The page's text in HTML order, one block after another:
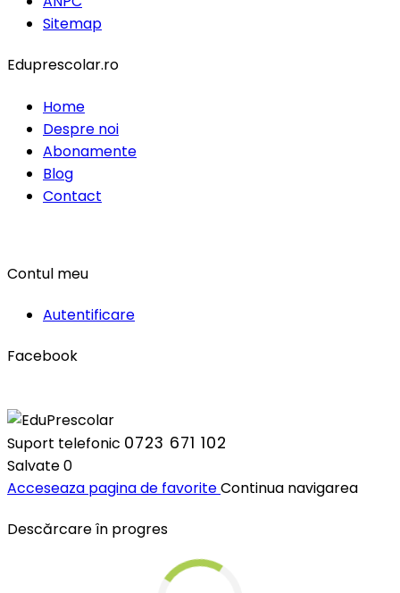
Sitemap
Eduprescolar.ro
Home
Despre noi
Abonamente
Blog
Contact
Contul meu
Autentificare
Facebook
Suport telefonic 0723 671 102
Salvate0
Acceseaza pagina de favoriteContinua navigarea
Descărcare în progres